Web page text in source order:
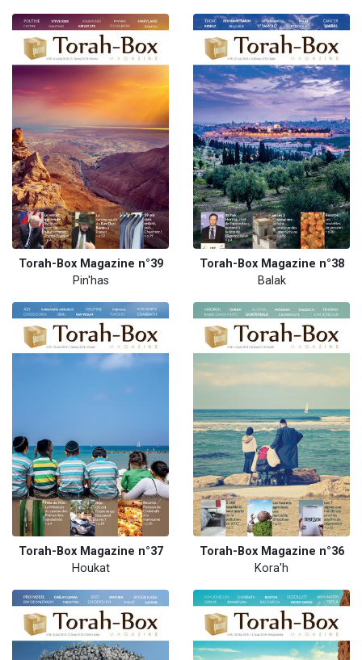
Torah-Box Magazine n°39
Pin'has
Torah-Box Magazine n°38
Balak
Torah-Box Magazine n°37
Houkat
Torah-Box Magazine n°36
Kora'h